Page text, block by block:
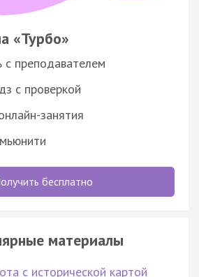
«Турбо»
с преподавателем
с проверкой
занятия
бесплатно
материалы
с исторической картой